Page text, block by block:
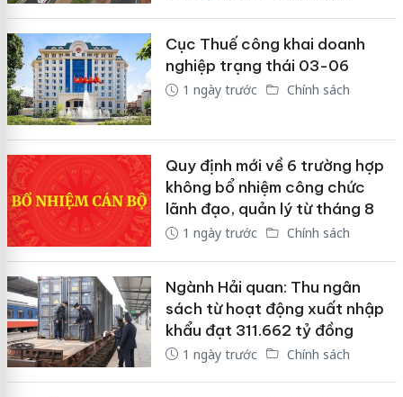
Cục Thuế công khai doanh
nghiệp trạng thái 03-06
1 ngày trước Chính sách
Quy định mới về 6 trường hợp
không bổ nhiệm công chức
lãnh đạo, quản lý từ tháng 8
1 ngày trước Chính sách
Ngành Hải quan: Thu ngân
sách từ hoạt động xuất nhập
khẩu đạt 311.662 tỷ đồng
1 ngày trước Chính sách